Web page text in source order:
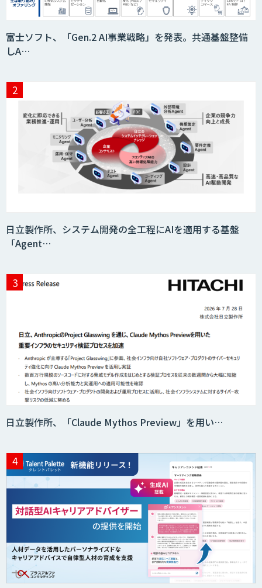
富士ソフト、「Gen.2 AI事業戦略」を発表。共通基盤整備
しA…
日立製作所、システム開発の全工程にAIを適用する基盤
「Agent…
日立製作所、「Claude Mythos Preview」を用い…